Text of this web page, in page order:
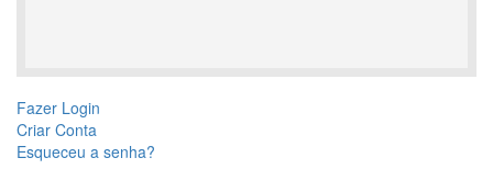
Fazer Login
Criar Conta
Esqueceu a senha?